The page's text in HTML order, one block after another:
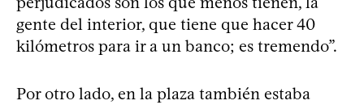
gente del interior, que tiene que hacer 40
kilómetros para ir a un banco; es tremendo”.
Por otro lado, en la plaza también estaba